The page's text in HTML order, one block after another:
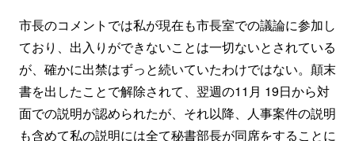
市長のコメントでは私が現在も市長室での議論に参加し
ており、出入りができないことは一切ないとされている
が、確かに出禁はずっと続いていたわけではない。顛末
書を出したことで解除されて、翌週の11月 19日から対
面での説明が認められたが、それ以降、人事案件の説明
も含めて私の説明には全て秘書部長が同席をすることに